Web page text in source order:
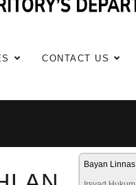
CONTACT US
Bayan Linnas